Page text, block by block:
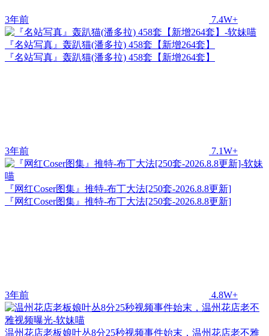
3年前 7.4W+
『名站写真』轰趴猫(潘多拉) 458套【新增264套】
『名站写真』轰趴猫(潘多拉) 458套【新增264套】
3年前 7.1W+
『网红Coser图集』推特-布丁大法[250套-2026.8.8更新]
『网红Coser图集』推特-布丁大法[250套-2026.8.8更新]
3年前 4.8W+
温州花店老板娘叶丛8分25秒视频事件始末，温州花店老不雅